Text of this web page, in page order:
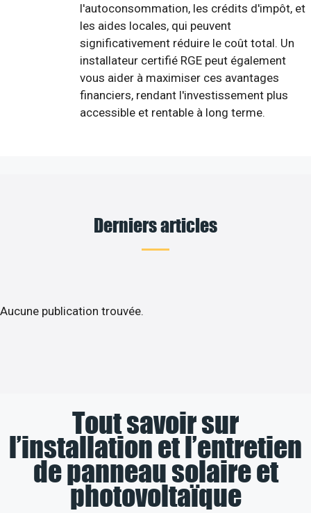
l'autoconsommation, les crédits d'impôt, et
les aides locales, qui peuvent
significativement réduire le coût total. Un
installateur certifié RGE peut également
vous aider à maximiser ces avantages
financiers, rendant l'investissement plus
accessible et rentable à long terme.
Derniers articles
Aucune publication trouvée.
Tout savoir sur
l’installation et l’entretien
de panneau solaire et
photovoltaïque